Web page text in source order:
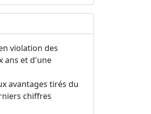
violation des
ans et d'une
avantages tirés du
chiffres